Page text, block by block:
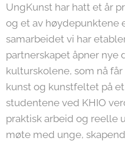
UngKunst har hatt et år
og et av høydepunktene
samarbeidet vi har
partnerskapet åpner nye
kulturskolene, som nå
kunst og kunstfeltet på
studentene ved KHIO
praktisk arbeid og reelle
møte med unge,